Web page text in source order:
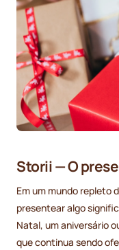
Storii — O
Em um mundo repleto
presentear algo
Natal, um aniversário
que continua sendo